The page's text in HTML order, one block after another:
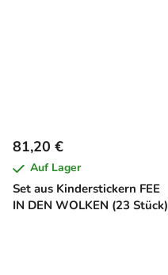
Set aus Kinderstickern FEE
IN DEN WOLKEN (23 Stück)
81,20 €
Auf Lager